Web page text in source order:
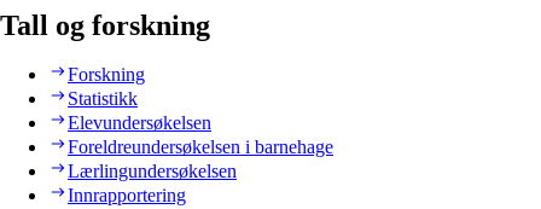
Tall og forskning
Forskning
Statistikk
Elevundersøkelsen
Foreldreundersøkelsen i barnehage
Lærlingundersøkelsen
Innrapportering